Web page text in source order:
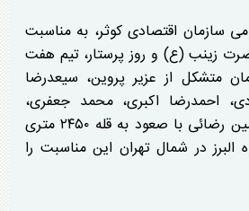
سازمان اقتصادی کوثر، به مناسبت
زینب (ع) و روز پرستار، تیم هفت
متشکل از عزیر پروین، سیعدرضا
احمدرضا اکبری، محمد جعفری،
مصطفی نورعلی و امین رضائی با صعود به قله ۲۴۵۰ متری
البرز در شمال تهران این مناسبت را